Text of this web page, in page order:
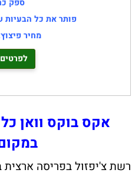
ספק
פותר את כל
מחיר
אקס בוקס וואן
רשת צ'יפזול בפריסה